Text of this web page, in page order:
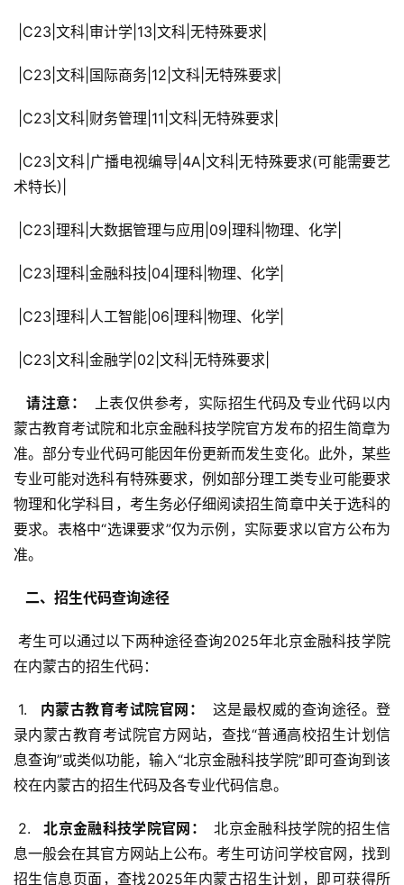
|C23|文科|审计学|13|文科|无特殊要求|
|C23|文科|国际商务|12|文科|无特殊要求|
|C23|文科|财务管理|11|文科|无特殊要求|
术特长)|
|C23|理科|大数据管理与应用|09|理科|物理、化学|
|C23|理科|金融科技|04|理科|物理、化学|
|C23|理科|人工智能|06|理科|物理、化学|
|C23|文科|金融学|02|文科|无特殊要求|
  请注意：
上表仅供参考，实际招生代码及专业代码以内
蒙古教育考试院和北京金融科技学院官方发布的招生简章为
准。部分专业代码可能因年份更新而发生变化。此外，某些
专业可能对选科有特殊要求，例如部分理工类专业可能要求
物理和化学科目，考生务必仔细阅读招生简章中关于选科的
要求。表格中“选课要求”仅为示例，实际要求以官方公布为
准。
  二、招生代码查询途径
考生可以通过以下两种途径查询2025年北京金融科技学院
在内蒙古的招生代码：
1.
  内蒙古教育考试院官网：
这是最权威的查询途径。登
录内蒙古教育考试院官方网站，查找“普通高校招生计划信
息查询”或类似功能，输入“北京金融科技学院”即可查询到该
校在内蒙古的招生代码及各专业代码信息。
2.
  北京金融科技学院官网：
北京金融科技学院的招生信
息一般会在其官方网站上公布。考生可访问学校官网，找到
招生信息页面，查找2025年内蒙古招生计划，即可获得所